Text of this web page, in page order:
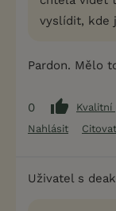
vyslídit, kde
Pardon. Mělo
0
Kvalitní
Nahlásit
Citovat
Uživatel s